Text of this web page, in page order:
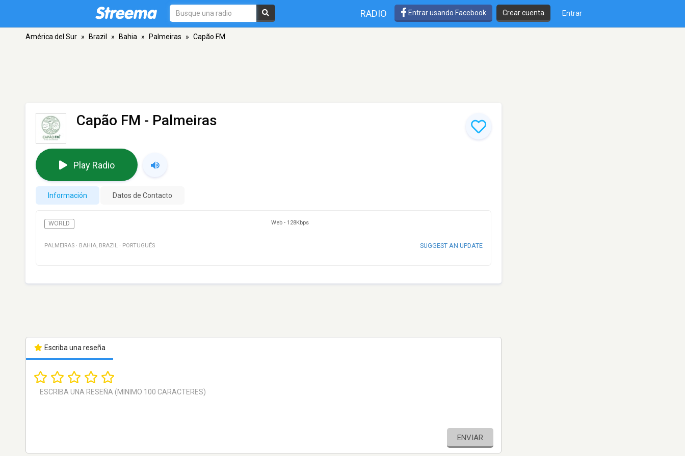
RADIO Entrar usando Facebook Crear cuenta Entrar
América del Sur » Brazil » Bahia » Palmeiras » Capão FM
Capão FM - Palmeiras
Play Radio
Información Datos de Contacto
WORLD Web - 128Kbps
PALMEIRAS · BAHIA, BRAZIL · PORTUGUÉS SUGGEST AN UPDATE
Escriba una reseña
ENVIAR